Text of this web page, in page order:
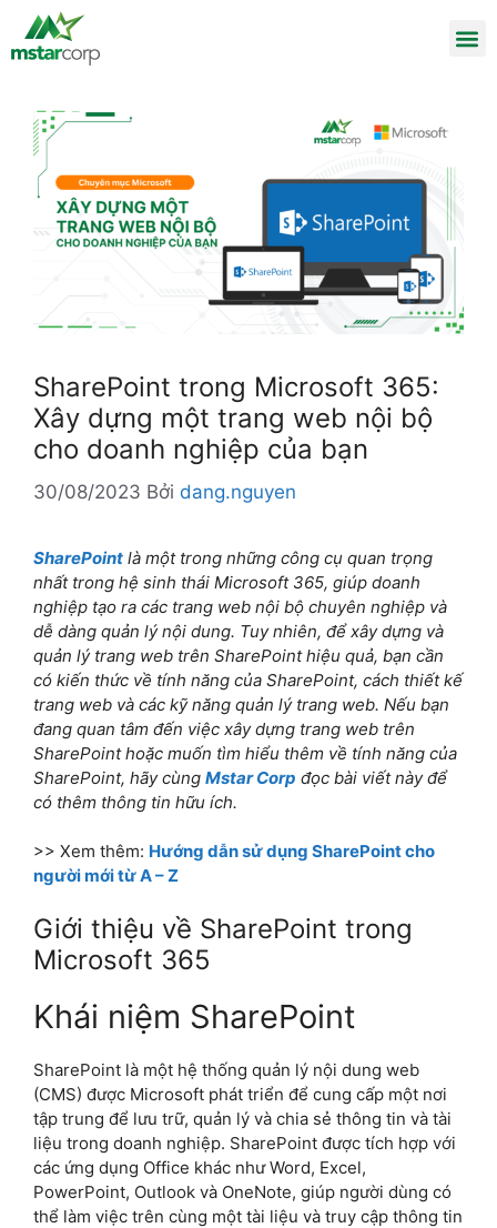
SharePoint trong Microsoft 365:
Xây dựng một trang web nội bộ
cho doanh nghiệp của bạn
30/08/2023 Bởi dang.nguyen
SharePoint là một trong những công cụ quan trọng
nhất trong hệ sinh thái Microsoft 365, giúp doanh
nghiệp tạo ra các trang web nội bộ chuyên nghiệp và
dễ dàng quản lý nội dung. Tuy nhiên, để xây dựng và
quản lý trang web trên SharePoint hiệu quả, bạn cần
có kiến thức về tính năng của SharePoint, cách thiết kế
trang web và các kỹ năng quản lý trang web. Nếu bạn
đang quan tâm đến việc xây dựng trang web trên
SharePoint hoặc muốn tìm hiểu thêm về tính năng của
SharePoint, hãy cùng Mstar Corp đọc bài viết này để
có thêm thông tin hữu ích.
>> Xem thêm: Hướng dẫn sử dụng SharePoint cho
người mới từ A – Z
Giới thiệu về SharePoint trong
Microsoft 365
Khái niệm SharePoint
SharePoint là một hệ thống quản lý nội dung web
(CMS) được Microsoft phát triển để cung cấp một nơi
tập trung để lưu trữ, quản lý và chia sẻ thông tin và tài
liệu trong doanh nghiệp. SharePoint được tích hợp với
các ứng dụng Office khác như Word, Excel,
PowerPoint, Outlook và OneNote, giúp người dùng có
thể làm việc trên cùng một tài liệu và truy cập thông tin